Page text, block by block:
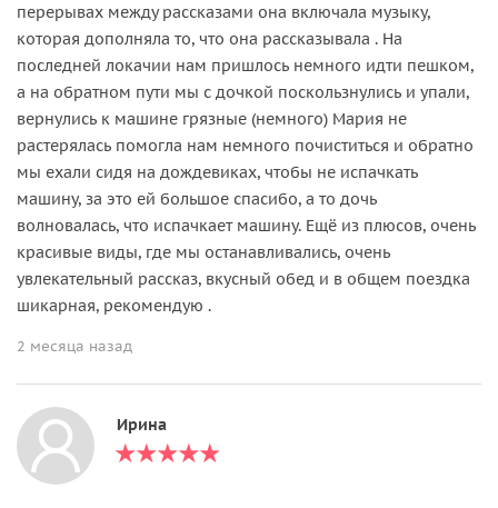
перерывах между рассказами она включала музыку,
которая дополняла то, что она рассказывала . На
последней локачии нам пришлось немного идти пешком,
а на обратном пути мы с дочкой поскользнулись и упали,
вернулись к машине грязные (немного) Мария не
растерялась помогла нам немного почиститься и обратно
мы ехали сидя на дождевиках, чтобы не испачкать
машину, за это ей большое спасибо, а то дочь
волновалась, что испачкает машину. Ещё из плюсов, очень
красивые виды, где мы останавливались, очень
увлекательный рассказ, вкусный обед и в общем поездка
шикарная, рекомендую .
2 месяца назад
Ирина